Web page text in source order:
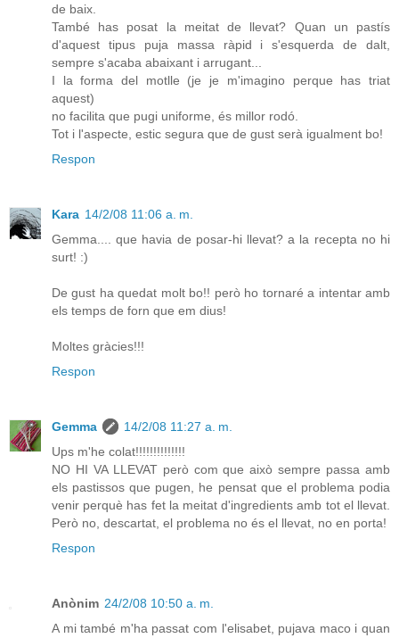
de baix.
També has posat la meitat de llevat? Quan un pastís
d'aquest tipus puja massa ràpid i s'esquerda de dalt,
sempre s'acaba abaixant i arrugant...
I la forma del motlle (je je m'imagino perque has triat
aquest)
no facilita que pugi uniforme, és millor rodó.
Tot i l'aspecte, estic segura que de gust serà igualment bo!
Respon
Kara 14/2/08 11:06 a. m.
Gemma.... que havia de posar-hi llevat? a la recepta no hi
surt! :)
De gust ha quedat molt bo!! però ho tornaré a intentar amb
els temps de forn que em dius!
Moltes gràcies!!!
Respon
Gemma
14/2/08 11:27 a. m.
Ups m'he colat!!!!!!!!!!!!!!
NO HI VA LLEVAT però com que això sempre passa amb
els pastissos que pugen, he pensat que el problema podia
venir perquè has fet la meitat d'ingredients amb tot el llevat.
Però no, descartat, el problema no és el llevat, no en porta!
Respon
Anònim 24/2/08 10:50 a. m.
A mi també m'ha passat com l'elisabet, pujava maco i quan